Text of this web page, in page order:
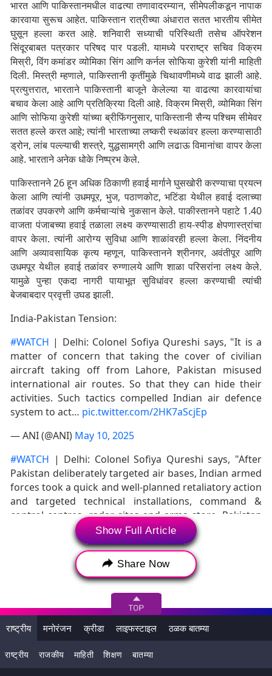
भारत आणि पाकिस्तानमधील वाढत्या तणावादरम्यान, सीमेपलीकडून नापाक
कारवाया सुरूच आहेत. पाकिस्तान रात्रीच्या अंधारात सतत भारतीय सीमेत
घुसून हल्ला करत आहे. शनिवारी सध्याची परिस्थिती तसेच ऑपरेशन
सिंदूरबाबत पत्रकार परिषद पार पडली. यामध्ये परराष्ट्र सचिव विक्रम
मिस्री, विंग कमांडर व्योमिका सिंग आणि कर्नल सोफिया कुरेशी यांनी माहिती
दिली. मिस्त्री म्हणाले, पाकिस्तानी कृतींमुळे चिथावणीमध्ये वाढ झाली आहे.
प्रत्युत्तरात, भारताने पाकिस्तानी बाजूने केलेल्या या वाढत्या कारवायांचा
बचाव केला आहे आणि प्रतिक्रिया दिली आहे. विक्रम मिस्री, व्योमिका सिंग
आणि सोफिया कुरेशी यांच्या ब्रीफिंगनुसार, पाकिस्तानी सैन्य पश्चिम सीमेवर
सतत हल्ले करत आहे; त्यांनी भारताच्या लष्करी स्थळांवर हल्ला करण्यासाठी
ड्रोन, लांब पल्ल्याची शस्त्रे, युद्धसामग्री आणि लढाऊ विमानांचा वापर केला
आहे. भारताने अनेक धोके निष्प्रभ केले.
पाकिस्तानने 26 हून अधिक ठिकाणी हवाई मार्गाने घुसखोरी करण्याचा प्रयत्न
केला आणि त्यांनी उधमपूर, भुज, पठाणकोट, भटिंडा येथील हवाई दलाच्या
तळांवर उपकरणे आणि कर्मचाऱ्यांचे नुकसान केले. पाकीस्तानने पहाटे 1.40
वाजता पंजाबच्या हवाई तळाला लक्ष्य करण्यासाठी हाय-स्पीड क्षेपणास्त्रांचा
वापर केला. त्यांनी आरोग्य सुविधा आणि शाळांवरही हल्ला केला. निंदनीय
आणि अव्यावसायिक कृत्य म्हणून, पाकिस्तानने श्रीनगर, अवंतीपूर आणि
उधमपूर येथील हवाई तळांवर रुग्णालये आणि शाळा परिसरांना लक्ष्य केले.
यामुळे पुन्हा एकदा नागरी पायाभूत सुविधांवर हल्ला करण्याची त्यांची
बेजबाबदार प्रवृत्ती उघड झाली.
India-Pakistan Tension:
#WATCH | Delhi: Colonel Sofiya Qureshi says, "It is a
matter of concern that taking the cover of civilian
aircraft taking off from Lahore, Pakistan misused
international air routes. So that they can hide their
activities. Such tactics compelled Indian air defence
system to act… pic.twitter.com/2HK7aScjEp
— ANI (@ANI) May 10, 2025
#WATCH | Delhi: Colonel Sofiya Qureshi says, "After
Pakistan deliberately targeted air bases, Indian armed
forces took a quick and well-planned retaliatory action
and targeted technical installations, command &
control centres, radar sites and arms store. Pakistan
military bases…pic.twitter.com/BoWL3AzOe5
May 10, 2025
#OperationSindoor| Foreign Secretary
Vikram Misri says, "There is this yet again completely
ludicrous claim that Indian mailers have hit
Afghanistan totally frivolous allegation and I only want
to point out that Afghan people don't need to be
— ANI (@ANI)May 10, 2025
Show Full Article
Share Now
राष्ट्रीय मनोरंजन क्रीडा लाइफस्टाइल ठळक बातम्या
राष्ट्रीय राजकीय माहिती शिक्षण बातम्या